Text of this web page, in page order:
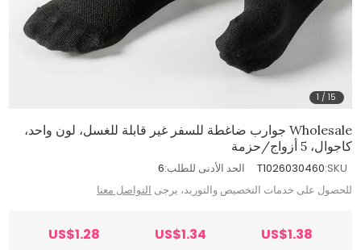
1 /15
Wholesale جوارب ضاغطة للسفر غير قابلة للغسل، لون واحد،
كاجوال، 5 أزواج/حزمة
SKU:
T1026030460 الحد الأدنى للطلب:6
للحصول على خدمات التخصيص والتوريد، يرجى التواصل معنا
US$1.38
US$1.34
US$1.28